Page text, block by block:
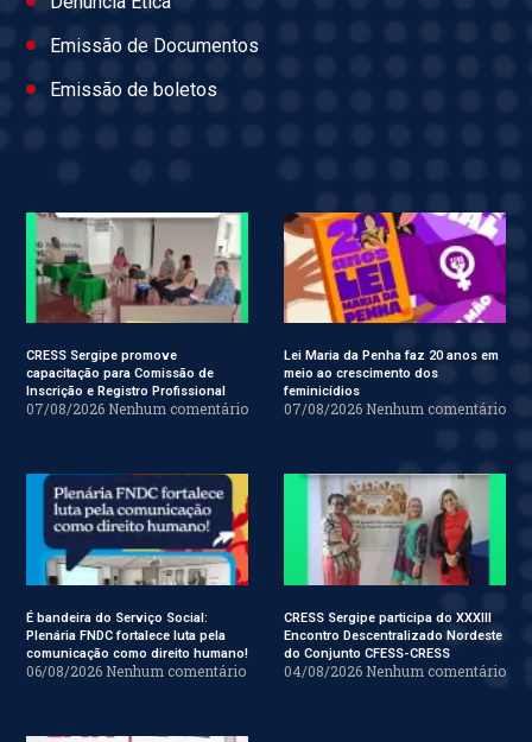
Emissão de Documentos
Emissão de boletos
CRESS Sergipe promove
capacitação para Comissão de
Inscrição e Registro Profissional
07/08/2026 Nenhum comentário
Lei Maria da Penha faz 20 anos em
meio ao crescimento dos
feminicídios
07/08/2026 Nenhum comentário
É bandeira do Serviço Social:
Plenária FNDC fortalece luta pela
comunicação como direito humano!
06/08/2026 Nenhum comentário
CRESS Sergipe participa do XXXIII
Encontro Descentralizado Nordeste
do Conjunto CFESS-CRESS
04/08/2026 Nenhum comentário